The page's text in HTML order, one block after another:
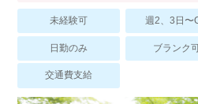
その他のお問い合わせ
採用担当者様
スマイルカの
FAQ
未経験可 週2、3日〜
日勤のみ ブランク
交通費支給